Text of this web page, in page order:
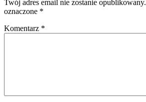
Twój adres email nie zostanie opublikowany.
oznaczone *
Komentarz *